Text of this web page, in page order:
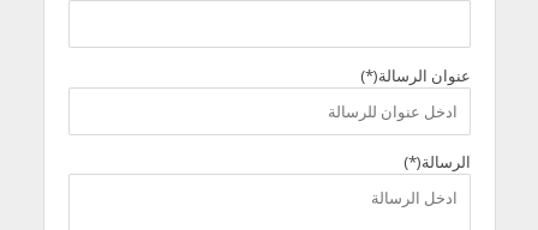
عنوان الرسالة(*)
الرسالة(*)